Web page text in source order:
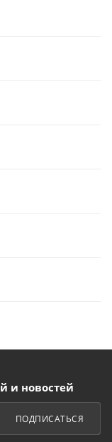
и новостей
ПОДПИСАТЬСЯ